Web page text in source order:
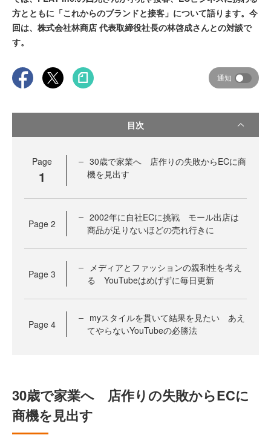
方とともに「これからのブランドと接客」について語ります。今
回は、株式会社林商店 代表取締役社長の林啓成さんとの対談で
す。
通知
目次
Page
1
30歳で家業へ 店作りの失敗からECに商
機を見出す
Page 2
2002年に自社ECに挑戦 モール出店は
商品が足りないほどの売れ行きに
Page 3
メディアとファッションの親和性を考え
る YouTubeはめげずに毎日更新
Page 4
myスタイルを貫いて結果を見たい あえ
てやらないYouTubeの必勝法
30歳で家業へ 店作りの失敗からECに
商機を見出す